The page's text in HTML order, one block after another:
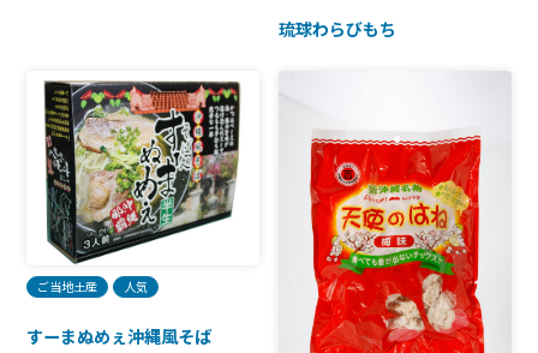
琉球わらびもち
ご当地土産 人気
すーまぬめぇ沖縄風そば